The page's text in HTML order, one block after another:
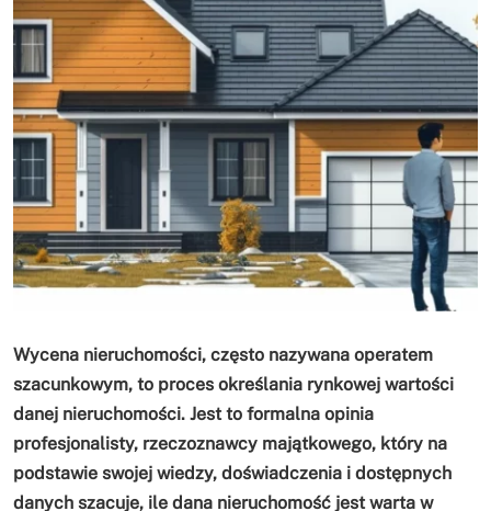
Wycena nieruchomości, często nazywana operatem
szacunkowym, to proces określania rynkowej wartości
danej nieruchomości. Jest to formalna opinia
profesjonalisty, rzeczoznawcy majątkowego, który na
podstawie swojej wiedzy, doświadczenia i dostępnych
danych szacuje, ile dana nieruchomość jest warta w